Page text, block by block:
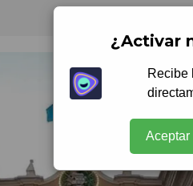
¿Activar
Recibe
Aceptar